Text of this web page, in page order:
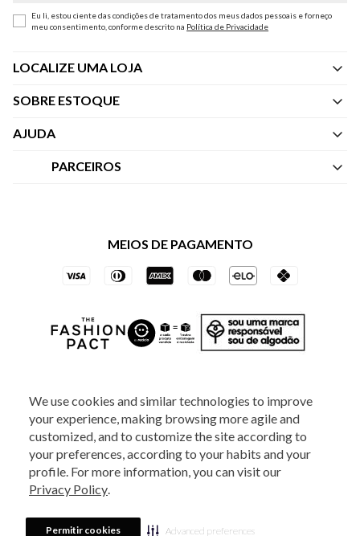
We use cookies and similar technologies to improve
your experience, making browsing more agile and
customized, and to customize the site according to
your preferences, according to your habits and your
profile. For more information, you can visit our
Privacy Policy.
Permitir cookies Advanced preferences
Eu li, estou ciente das condições de tratamento dos meus dados pessoais e forneço
meu consentimento, conforme descrito na Política de Privacidade
LOCALIZE UMA LOJA
SOBRE ESTOQUE
Quem Somos
AJUDA
Central de Atendimento
Trocas e Devoluções
PARCEIROS
Vai de Visa
Azul Fidelidade
MEIOS DE PAGAMENTO
2025 - Veste S.A Estilo. Todos os direitos reservados - A loja Estoque reserva-
se no direito de corrigir ou alterar informações como: preços, promoções e
880 5520.Horário de Atendimento:
Sábados das 8h às 14h, exceto feriados. Veste S.A Estilo. Rua Othão, 405, Vila